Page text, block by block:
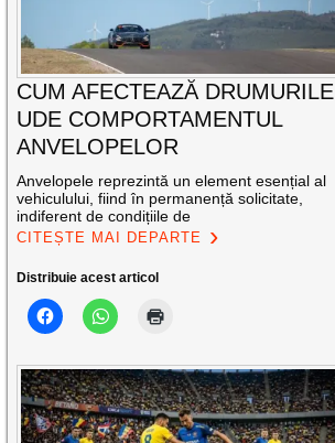
CUM AFECTEAZĂ DRUMURILE
UDE COMPORTAMENTUL
ANVELOPELOR
Anvelopele reprezintă un element esențial al
vehiculului, fiind în permanență solicitate,
indiferent de condițiile de
CITEȘTE MAI DEPARTE
Distribuie acest articol